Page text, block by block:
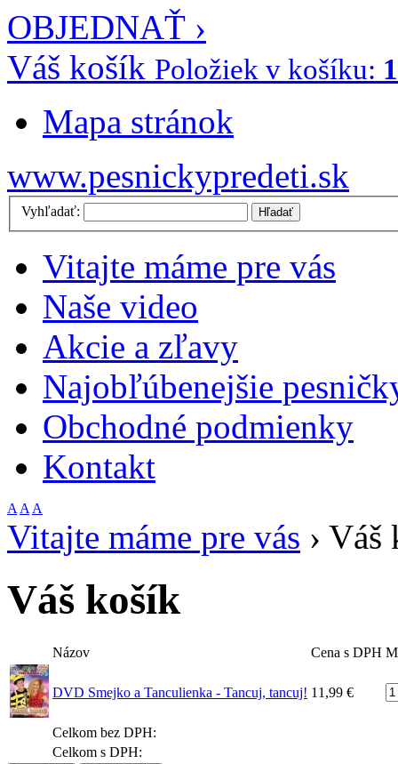
OBJEDNAŤ ›
Váš košík Položiek v košíku: 1
Mapa stránok
www.pesnickypredeti.sk
Vyhľadať: Hľadať
Vitajte máme pre vás
Naše video
Akcie a zľavy
Najobľúbenejšie
Obchodné podmienky
Kontakt
A A A
Vitajte máme pre vás › Váš
Váš košík
Názov Cena s DPH
DVD Smejko a Tanculienka - Tancuj, tancuj! 11,99 €
Celkom bez DPH:
Celkom s DPH: